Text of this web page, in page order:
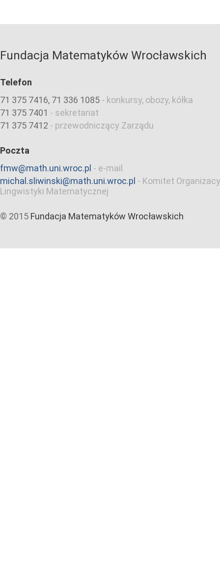
Fundacja Matematyków Wrocławskich
Telefon
71 375 7416, 71 336 1085 - konkursy, obozy, kółka
71 375 7401 - sekretariat
71 375 7412 - przewodniczący Zarządu
Poczta
fmw@math.uni.wroc.pl - e-mail
michal.sliwinski@math.uni.wroc.pl - Komitet
Lingwistyki Matematycznej
© 2015 Fundacja Matematyków Wrocławskich